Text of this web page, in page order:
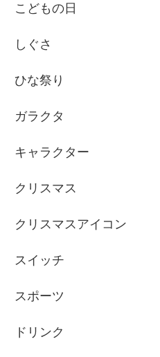
こどもの日
しぐさ
ひな祭り
ガラクタ
キャラクター
クリスマス
クリスマスアイコン
スイッチ
スポーツ
ドリンク